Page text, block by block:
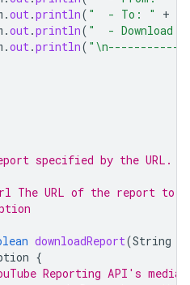
.out.println( "  - To: " +
.out.println( "  - Download
.out.println(
specified by the URL.
The URL of the report to
downloadReport(String
{
Reporting API's